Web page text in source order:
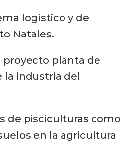
logístico y de
Natales.
proyecto planta de
la industria del
de pisciculturas como
en la agricultura